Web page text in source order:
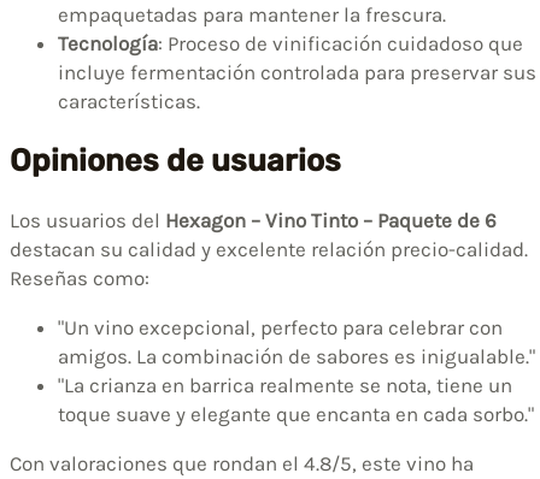
empaquetadas para mantener la frescura.
Tecnología: Proceso de vinificación cuidadoso que
incluye fermentación controlada para preservar sus
características.
Opiniones de usuarios
Los usuarios del Hexagon – Vino Tinto – Paquete de 6
destacan su calidad y excelente relación precio-calidad.
Reseñas como:
"Un vino excepcional, perfecto para celebrar con
amigos. La combinación de sabores es inigualable."
"La crianza en barrica realmente se nota, tiene un
toque suave y elegante que encanta en cada sorbo."
Con valoraciones que rondan el 4.8/5, este vino ha